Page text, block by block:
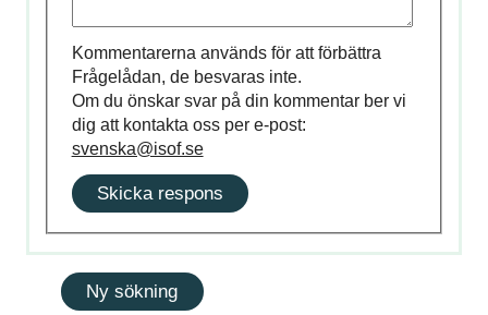
Kommentarerna används för att förbättra
Frågelådan, de besvaras inte.
Om du önskar svar på din kommentar ber vi
dig att kontakta oss per e-post:
svenska@isof.se
Skicka respons